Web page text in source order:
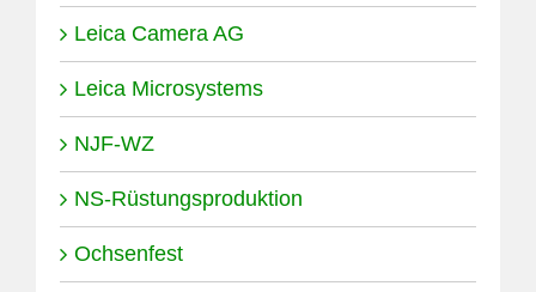
Leica Camera AG
Leica Microsystems
NJF-WZ
NS-Rüstungsproduktion
Ochsenfest